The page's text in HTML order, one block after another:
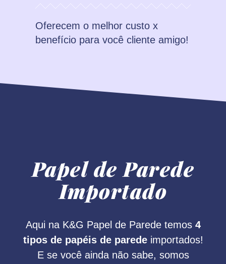
Oferecem o melhor custo x
benefício para você cliente amigo!
Papel de Parede
Importado
Aqui na K&G Papel de Parede temos 4
tipos de papéis de paredeimportados!
E se você ainda não sabe, somos